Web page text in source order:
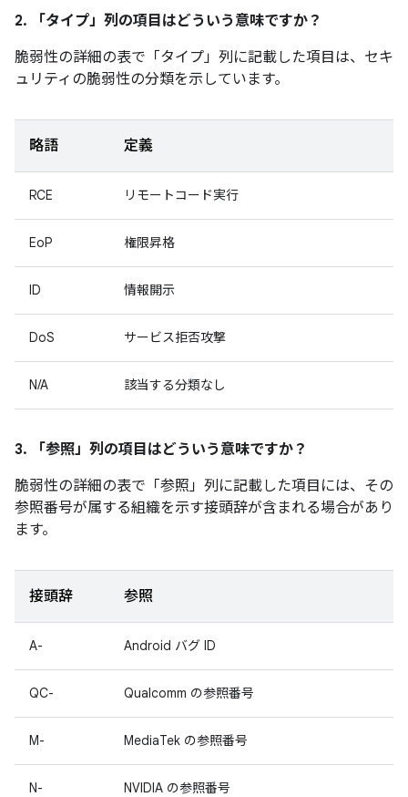
2. 「タイプ」 列の項目はどういう意味ですか？
脆弱性の詳細の表で「タイプ」 列に記載した項目は、セキ
ュリティの脆弱性の分類を示しています。
略語 定義
RCE リモートコード実行
EoP 権限昇格
ID 情報開示
DoS サービス拒否攻撃
N/A 該当する分類なし
3. 「参照」 列の項目はどういう意味ですか？
脆弱性の詳細の表で「参照」 列に記載した項目には、その
参照番号が属する組織を示す接頭辞が含まれる場合があり
ます。
接頭辞 参照
A- Android バグ ID
QC- Qualcomm の参照番号
M- MediaTek の参照番号
N- NVIDIA の参照番号